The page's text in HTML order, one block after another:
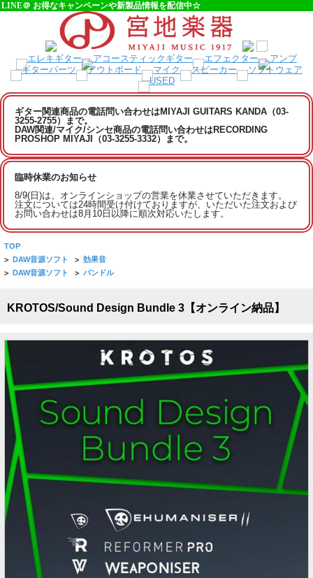
LINE＠ お得なキャンペーンや新製品情報を配信中☆
ギター関連商品の電話問い合わせはMIYAJI GUITARS KANDA（03-
3255-2755）まで。
DAW関連/マイク/シンセ商品の電話問い合わせはRECORDING
PROSHOP MIYAJI（03-3255-3332）まで。
臨時休業のお知らせ
8/9(日)は、オンラインショップの営業を休業させていただきます。
注文については24時間受け付けておりますが、いただいた注文および
お問い合わせは8月10日以降に順次対応いたします。
TOP
> DAW音源ソフト > 効果音
> DAW音源ソフト > バンドル
KROTOS/Sound Design Bundle 3【オンライン納品】